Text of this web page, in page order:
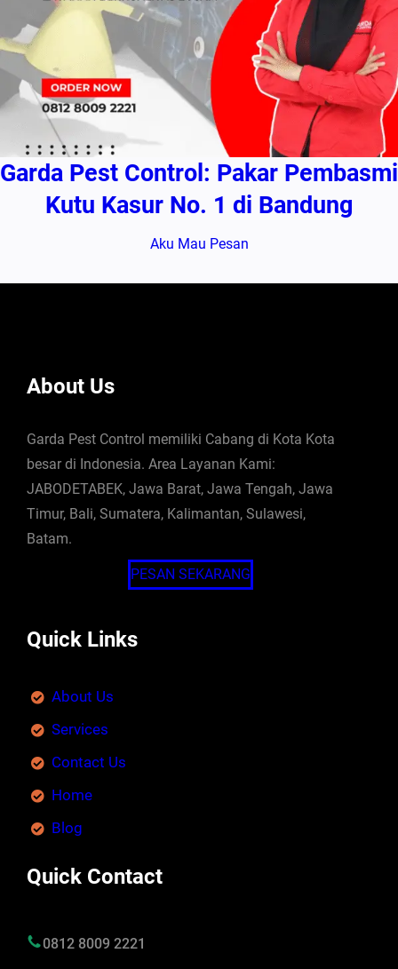
Garda Pest Control: Pakar Pembasmi
Kutu Kasur No. 1 di Bandung
Aku Mau Pesan
About Us
Garda Pest Control memiliki Cabang di Kota Kota
besar di Indonesia. Area Layanan Kami:
JABODETABEK, Jawa Barat, Jawa Tengah, Jawa
Timur, Bali, Sumatera, Kalimantan, Sulawesi,
Batam.
PESAN SEKARANG
Quick Links
About Us
Services
Contact Us
Home
Blog
Quick Contact
0812 8009 2221